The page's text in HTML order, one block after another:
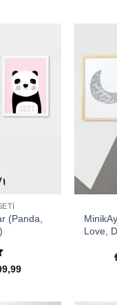
(Panda,
Fiyat
Love,